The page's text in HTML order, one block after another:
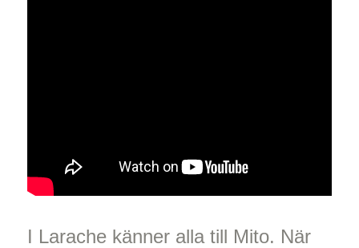
I Larache känner alla till Mito. När